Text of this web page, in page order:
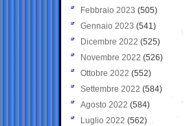
Febbraio 2023 (505)
Gennaio 2023 (541)
Dicembre 2022 (525)
Novembre 2022 (526)
Ottobre 2022 (552)
Settembre 2022 (584)
Agosto 2022 (584)
Luglio 2022 (562)